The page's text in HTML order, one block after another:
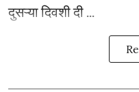
दुसऱ्या दिवशी दी ...